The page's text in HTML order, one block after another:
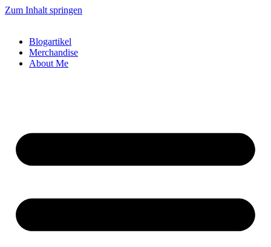
Zum Inhalt springen
Blogartikel
Merchandise
About Me